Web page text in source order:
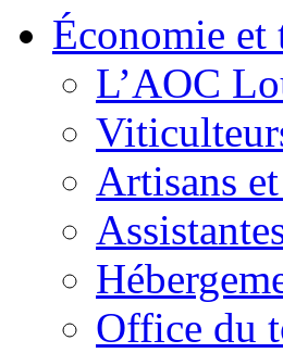
Économie et
L’AOC
Artisans
Office du